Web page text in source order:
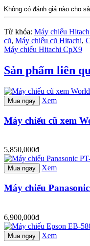
Không có đánh giá nào cho
Từ khóa: Máy chiếu
cũ, Máy chiếu cũ Hitachi,
Máy chiếu Hitachi CpX9
Sản phẩm liên
Mua ngay Xem
Máy chiếu cũ xem
5,850,000đ
Mua ngay Xem
Máy chiếu
6,900,000đ
Mua ngay Xem